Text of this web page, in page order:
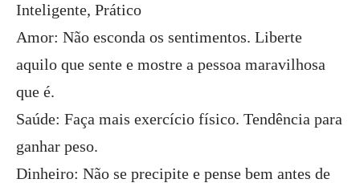
Inteligente, Prático
Amor: Não esconda os sentimentos. Liberte
aquilo que sente e mostre a pessoa maravilhosa
que é.
Saúde: Faça mais exercício físico. Tendência para
ganhar peso.
Dinheiro: Não se precipite e pense bem antes de